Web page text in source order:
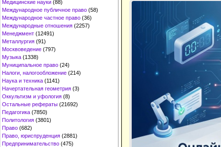
Медицинские науки (88)
Международное публичное право (58)
Международное частное право (36)
Международные отношения (2257)
Менеджмент (12491)
Металлургия (91)
Москвоведение (797)
Музыка (1338)
Муниципальное право (24)
Налоги, налогообложение (214)
Наука и техника (1141)
Начертательная геометрия (3)
Оккультизм и уфология (8)
Остальные рефераты (21692)
Педагогика (7850)
Политология (3801)
Право (682)
Право, юриспруденция (2881)
Предпринимательство (475)